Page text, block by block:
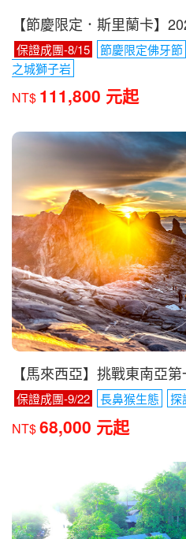
【節慶限定．斯里蘭卡】
保證成團-8/15 節慶限定佛牙節
之城獅子岩
NT$111,800 元起